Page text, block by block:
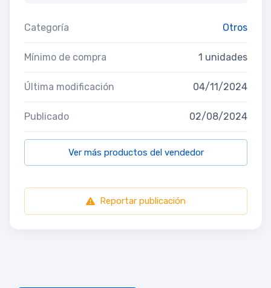
Categoría Otros
Mínimo de compra 1 unidades
Última modificación 04/11/2024
Publicado 02/08/2024
Ver más productos del vendedor
Reportar publicación